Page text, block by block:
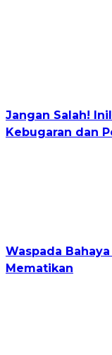
Jangan Salah!
Kebugaran dan
Waspada
Mematikan